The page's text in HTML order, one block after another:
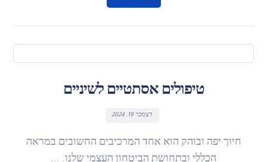
טיפולים אסתטיים לשיניים
דצמבר 19, 2024
חיוך יפה ובוהק הוא אחד המרכיבים החשובים במראה
הכללי ובתחושת הביטחון העצמי שלנו. ...